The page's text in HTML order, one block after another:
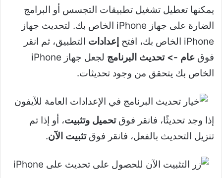
يمكنها تعطيل تشغيل تطبيقات التجسس أو البرامج
الضارة على جهاز iPhone الخاص بك. لتحديث جهاز
iPhone الخاص بك، افتح
إعدادات التطبيق، ثم انقر
فوق عام -> تحديث البرنامج
لجعل جهاز iPhone
الخاص بك يتحقق من وجود تحديثات.
إذا وجد تحديثًا، فانقر فوقتحميل وتثبيت، أو إذا تم
تنزيل التحديث بالفعل، فانقر فوقتثبيت الآن.